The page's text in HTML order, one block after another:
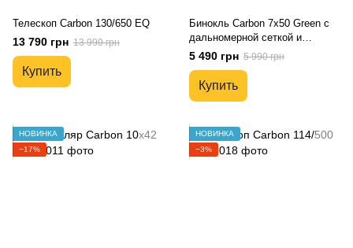
Телескоп Carbon 130/650 EQ
13 790 грн 13 990 грн
Купить
Бинокль Carbon 7x50 Green с
дальномерной сеткой и
компасом
5 490 грн 5 990 грн
Купить
НОВИНКА
−17%
НОВИНКА
−3%